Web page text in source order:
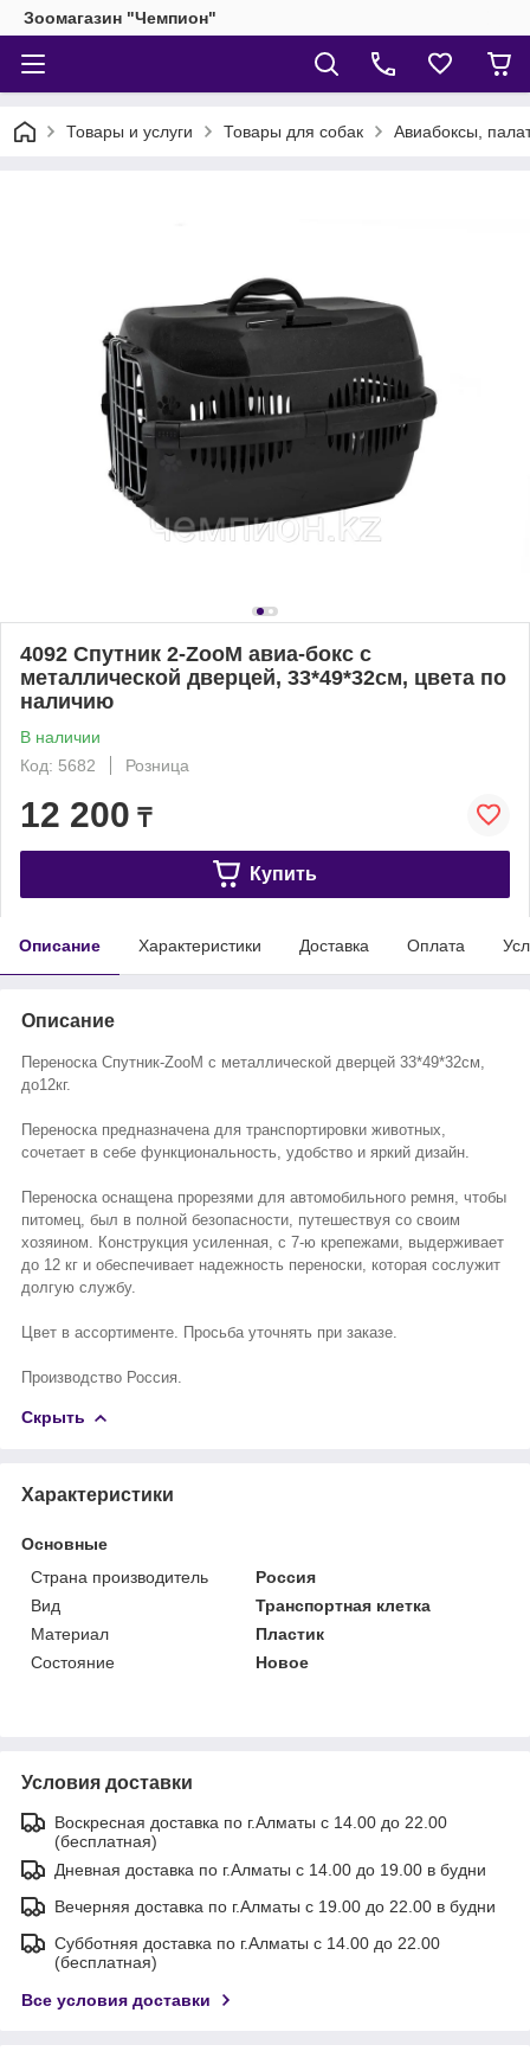
Зоомагазин "Чемпион"
Товары и услуги Товары для собак Авиабоксы,
4092 Спутник 2-ZooM авиа-бокс с
металлической дверцей, 33*49*32см, цвета по
наличию
В наличии
Код: 5682
Розница
12 200 ₸
Купить
Описание Характеристики Доставка Оплата
Описание
Переноска Спутник-ZooM с металлической дверцей 33*49*32см,
до12кг.
Переноска предназначена для транспортировки животных,
сочетает в себе функциональность, удобство и яркий дизайн.
Переноска оснащена прорезями для автомобильного ремня, чтобы
питомец, был в полной безопасности, путешествуя со своим
хозяином. Конструкция усиленная, с 7-ю крепежами, выдерживает
до 12 кг и обеспечивает надежность переноски, которая сослужит
долгую службу.
Цвет в ассортименте. Просьба уточнять при заказе.
Производство Россия.
Скрыть
Характеристики
Основные
Страна производитель
Россия
Вид
Транспортная клетка
Материал
Пластик
Состояние
Новое
Условия доставки
Воскресная доставка по г.Алматы с 14.00 до 22.00
(бесплатная)
Дневная доставка по г.Алматы с 14.00 до 19.00 в будни
Вечерняя доставка по г.Алматы с 19.00 до 22.00 в будни
Субботняя доставка по г.Алматы с 14.00 до 22.00
(бесплатная)
Все условия доставки